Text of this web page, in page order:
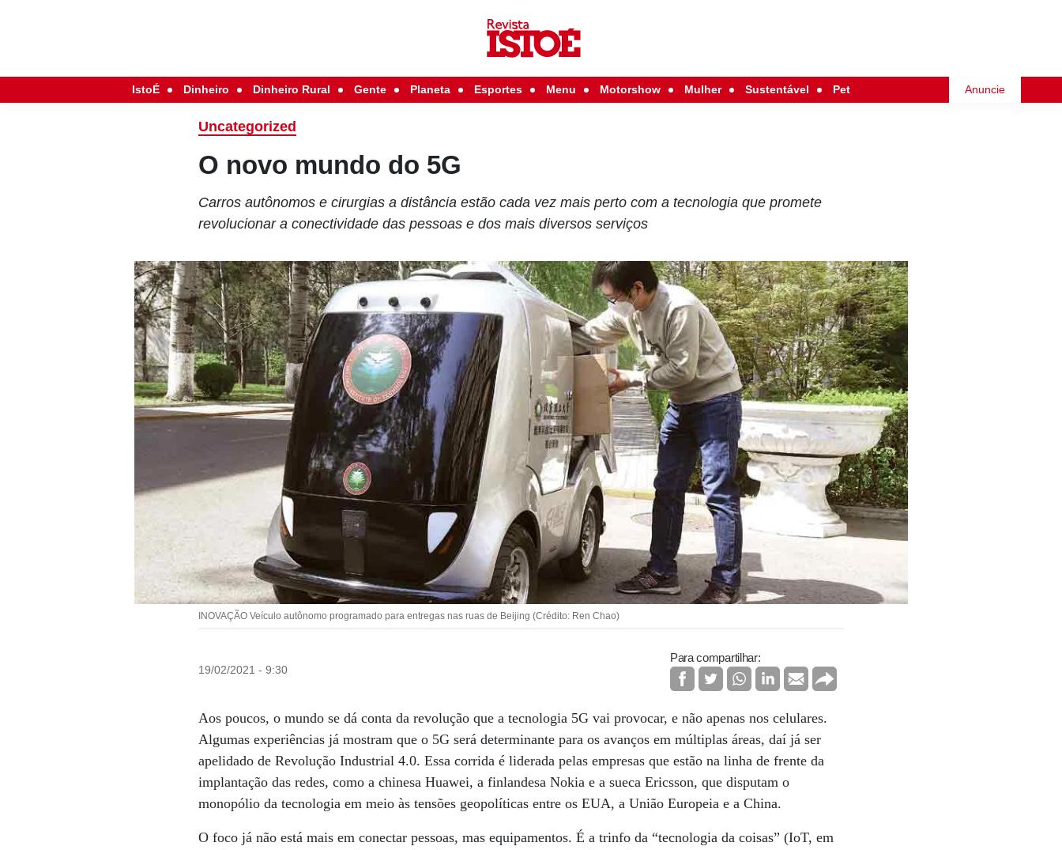
IstoÉ Dinheiro Dinheiro Rural Gente Planeta Esportes Menu Motorshow Mulher Sustentável Pet Anuncie
Uncategorized
O novo mundo do 5G
Carros autônomos e cirurgias a distância estão cada vez mais perto com a tecnologia que promete
revolucionar a conectividade das pessoas e dos mais diversos serviços
INOVAÇÃO Veículo autônomo programado para entregas nas ruas de Beijing (Crédito: Ren Chao)
19/02/2021 - 9:30
Para compartilhar:
Aos poucos, o mundo se dá conta da revolução que a tecnologia 5G vai provocar, e não apenas nos celulares.
Algumas experiências já mostram que o 5G será determinante para os avanços em múltiplas áreas, daí já ser
apelidado de Revolução Industrial 4.0. Essa corrida é liderada pelas empresas que estão na linha de frente da
implantação das redes, como a chinesa Huawei, a finlandesa Nokia e a sueca Ericsson, que disputam o
monopólio da tecnologia em meio às tensões geopolíticas entre os EUA, a União Europeia e a China.
O foco já não está mais em conectar pessoas, mas equipamentos. É a trinfo da “tecnologia da coisas” (IoT, em